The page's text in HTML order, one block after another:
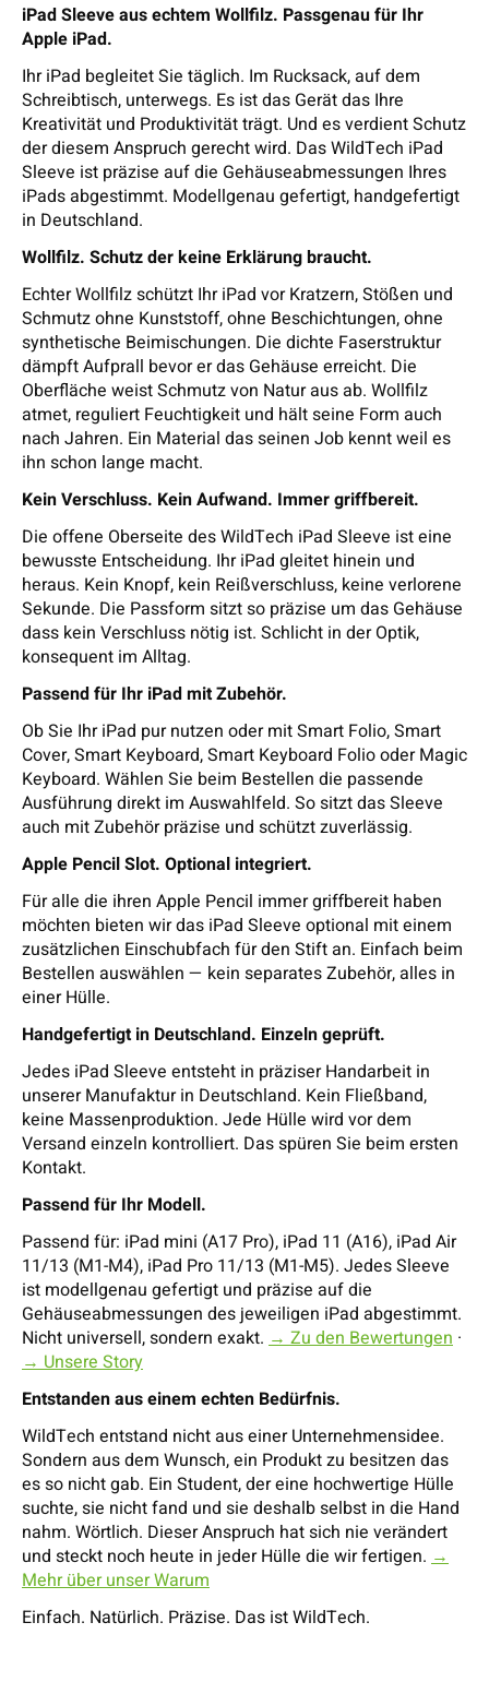
iPad Sleeve aus echtem Wollfilz. Passgenau für Ihr
Apple iPad.
Ihr iPad begleitet Sie täglich. Im Rucksack, auf dem
Schreibtisch, unterwegs. Es ist das Gerät das Ihre
Kreativität und Produktivität trägt. Und es verdient Schutz
der diesem Anspruch gerecht wird. Das WildTech iPad
Sleeve ist präzise auf die Gehäuseabmessungen Ihres
iPads abgestimmt. Modellgenau gefertigt, handgefertigt
in Deutschland.
Wollfilz. Schutz der keine Erklärung braucht.
Echter Wollfilz schützt Ihr iPad vor Kratzern, Stößen und
Schmutz ohne Kunststoff, ohne Beschichtungen, ohne
synthetische Beimischungen. Die dichte Faserstruktur
dämpft Aufprall bevor er das Gehäuse erreicht. Die
Oberfläche weist Schmutz von Natur aus ab. Wollfilz
atmet, reguliert Feuchtigkeit und hält seine Form auch
nach Jahren. Ein Material das seinen Job kennt weil es
ihn schon lange macht.
Kein Verschluss. Kein Aufwand. Immer griffbereit.
Die offene Oberseite des WildTech iPad Sleeve ist eine
bewusste Entscheidung. Ihr iPad gleitet hinein und
heraus. Kein Knopf, kein Reißverschluss, keine verlorene
Sekunde. Die Passform sitzt so präzise um das Gehäuse
dass kein Verschluss nötig ist. Schlicht in der Optik,
konsequent im Alltag.
Passend für Ihr iPad mit Zubehör.
Ob Sie Ihr iPad pur nutzen oder mit Smart Folio, Smart
Cover, Smart Keyboard, Smart Keyboard Folio oder Magic
Keyboard. Wählen Sie beim Bestellen die passende
Ausführung direkt im Auswahlfeld. So sitzt das Sleeve
auch mit Zubehör präzise und schützt zuverlässig.
Apple Pencil Slot. Optional integriert.
Für alle die ihren Apple Pencil immer griffbereit haben
möchten bieten wir das iPad Sleeve optional mit einem
zusätzlichen Einschubfach für den Stift an. Einfach beim
Bestellen auswählen — kein separates Zubehör, alles in
einer Hülle.
Handgefertigt in Deutschland. Einzeln geprüft.
Jedes iPad Sleeve entsteht in präziser Handarbeit in
unserer Manufaktur in Deutschland. Kein Fließband,
keine Massenproduktion. Jede Hülle wird vor dem
Versand einzeln kontrolliert. Das spüren Sie beim ersten
Kontakt.
Passend für Ihr Modell.
Passend für: iPad mini (A17 Pro), iPad 11 (A16), iPad Air
11/13 (M1-M4), iPad Pro 11/13 (M1-M5). Jedes Sleeve
ist modellgenau gefertigt und präzise auf die
Gehäuseabmessungen des jeweiligen iPad abgestimmt.
Nicht universell, sondern exakt. → Zu den Bewertungen ·
→ Unsere Story
Entstanden aus einem echten Bedürfnis.
WildTech entstand nicht aus einer Unternehmensidee.
Sondern aus dem Wunsch, ein Produkt zu besitzen das
es so nicht gab. Ein Student, der eine hochwertige Hülle
suchte, sie nicht fand und sie deshalb selbst in die Hand
nahm. Wörtlich. Dieser Anspruch hat sich nie verändert
und steckt noch heute in jeder Hülle die wir fertigen. →
Mehr über unser Warum
Einfach. Natürlich. Präzise. Das ist WildTech.